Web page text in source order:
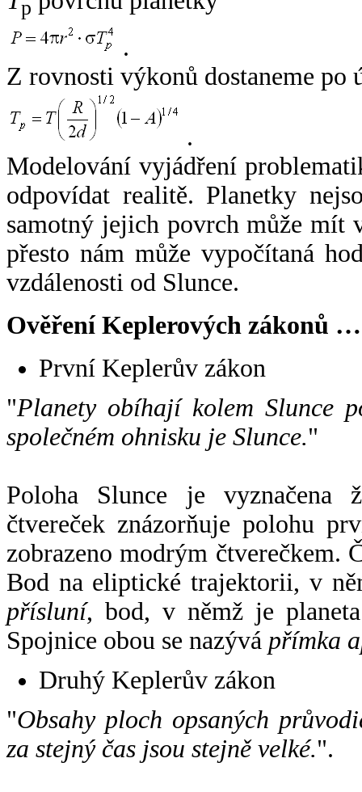
p
.
Z rovnosti výkonů dostaneme po
.
Modelování vyjádření
odpovídat realitě. Planetky
samotný jejich povrch může mít
přesto nám může vypočítaná
vzdálenosti od Slunce.
Ověření Keplerových zákonů …
První Keplerův zákon
"Planety obíhají kolem Slunce
společném ohnisku je Slunce."
Poloha Slunce je vyznačena
čtvereček znázorňuje polohu
zobrazeno modrým čtverečkem.
Bod na eliptické trajektorii, v
přísluní, bod, v němž je
Spojnice obou se nazývá přímka
Druhý Keplerův zákon
"Obsahy ploch opsaných
za stejný čas jsou stejně velké.".